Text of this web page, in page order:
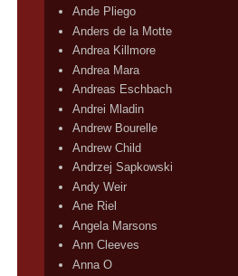
Ande Pliego
Anders de la Motte
Andrea Killmore
Andrea Mara
Andreas Eschbach
Andrei Mladin
Andrew Bourelle
Andrew Child
Andrzej Sapkowski
Andy Weir
Ane Riel
Angela Marsons
Ann Cleeves
Anna O